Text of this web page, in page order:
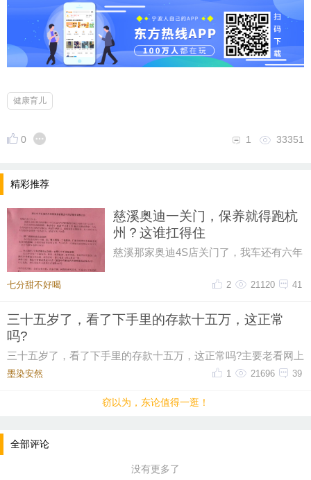
健康育儿
0 33351
1
精彩推荐
慈溪奥迪一关门，保养就得跑杭
州？这谁扛得住
慈溪那家奥迪4S店关门了，我车还有六年
说保养正常做，但得去杭州。我
七分甜不好喝 41
21120
2
三十五岁了，看了下手里的存款十五万，这正常
吗?
三十五岁了，看了下手里的存款十五万，这正常吗?主要老看网上
有人说这个年纪起码五十万起步，我身边有些朋
墨染安然ゝ 39
21696
1
窃以为，东论值得一逛！
全部评论
没有更多了